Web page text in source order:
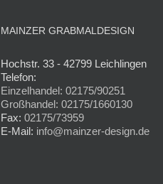
MAINZER GRABMALDESIGN
Hochstr. 33 - 42799 Leichlingen
Telefon:
Einzelhandel: 02175/90251
Großhandel: 02175/1660130
Fax: 02175/73959
E-Mail: info@mainzer-design.de